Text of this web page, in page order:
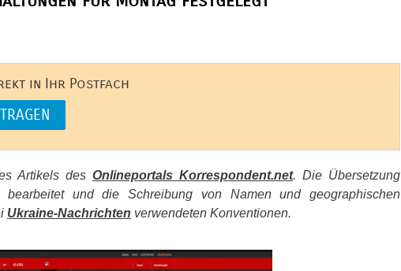
in Ihr Postfach
Artikels des Onlineportals Korrespondent.net. Die Übersetzung
und die Schreibung von Namen und geographischen
Ukraine-Nachrichten verwendeten Konventionen.